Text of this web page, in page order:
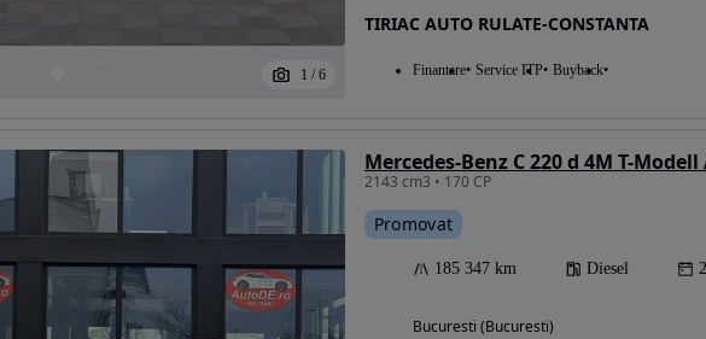
1 / 6
TIRIAC AUTO RULATE-CONSTANTA
Finantare Service ITP Buyback
Mercedes-Benz C 220 d 4M T-
2143 cm3 • 170 CP
Promovat
185 347 km Diesel
Bucuresti (Bucuresti)